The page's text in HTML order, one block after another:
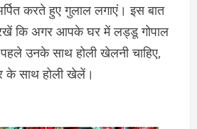
करते हुए गुलाल लगाएं। इस बात
कि अगर आपके घर में लड्डू गोपाल
उनके साथ होली खेलनी चाहिए,
के साथ होली खेलें।